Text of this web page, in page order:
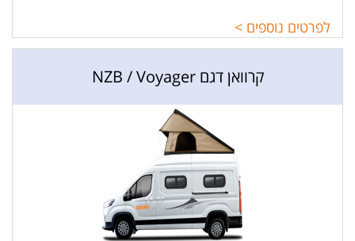
לפרטים נוספים >
קרוואן דגם NZB / Voyager